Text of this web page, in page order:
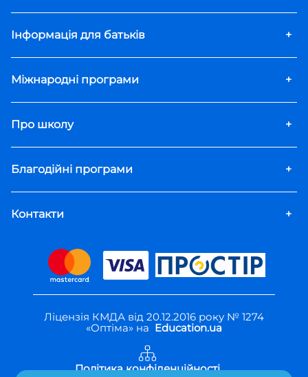
Інформація для батьків +
Міжнародні програми +
Про школу +
Благодійні програми +
Контакти +
Ліцензія КМДА від 20.12.2016 року № 1274
«Оптіма» на Education.ua
Політика конфіденційності